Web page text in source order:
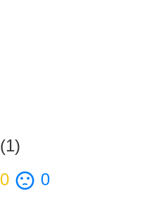
(1)
0 sentiment_dissatisfied 0